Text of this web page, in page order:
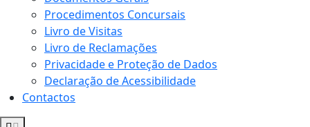
Procedimentos Concursais
Livro de Visitas
Livro de Reclamações
Privacidade e Proteção de Dados
Declaração de Acessibilidade
Contactos